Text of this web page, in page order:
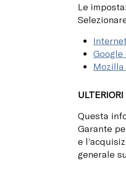
Le
Google
Questa
Garante
e
generale